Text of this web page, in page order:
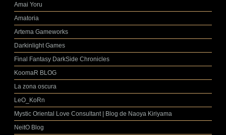
Amai Yoru
Amatoria
Artema Gameworks
Darkinlight Games
Final Fantasy DarkSide Chronicles
KoomaR BLOG
La zona oscura
LeO_KoRn
Mystic Oriental Love Consultant | Blog de Naoya Kiriyama
NeitO Blog